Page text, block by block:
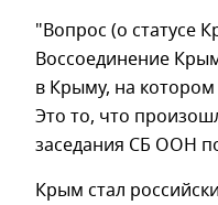
"Вопрос (о статусе
Воссоединение
в Крыму, на
Это то, что
заседания СБ ООН
Крым стал